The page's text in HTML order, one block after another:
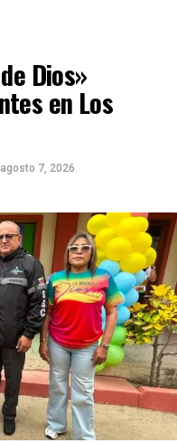
Dios»
en Los
agosto 7, 2026